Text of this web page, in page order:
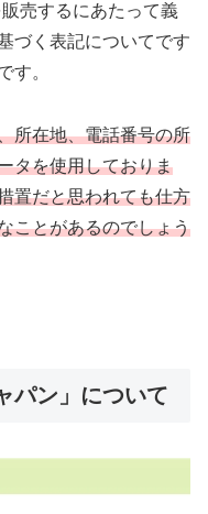
売するにあたって義
づく表記についてです
す。
所在地、電話番号の所
タを使用しておりま
置だと思われても仕方
ことがあるのでしょう
パン」について